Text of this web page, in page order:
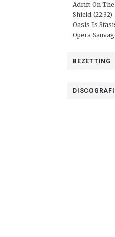
Adrift On
Shield (22:32)
Oasis Is
Opera
BEZETTING